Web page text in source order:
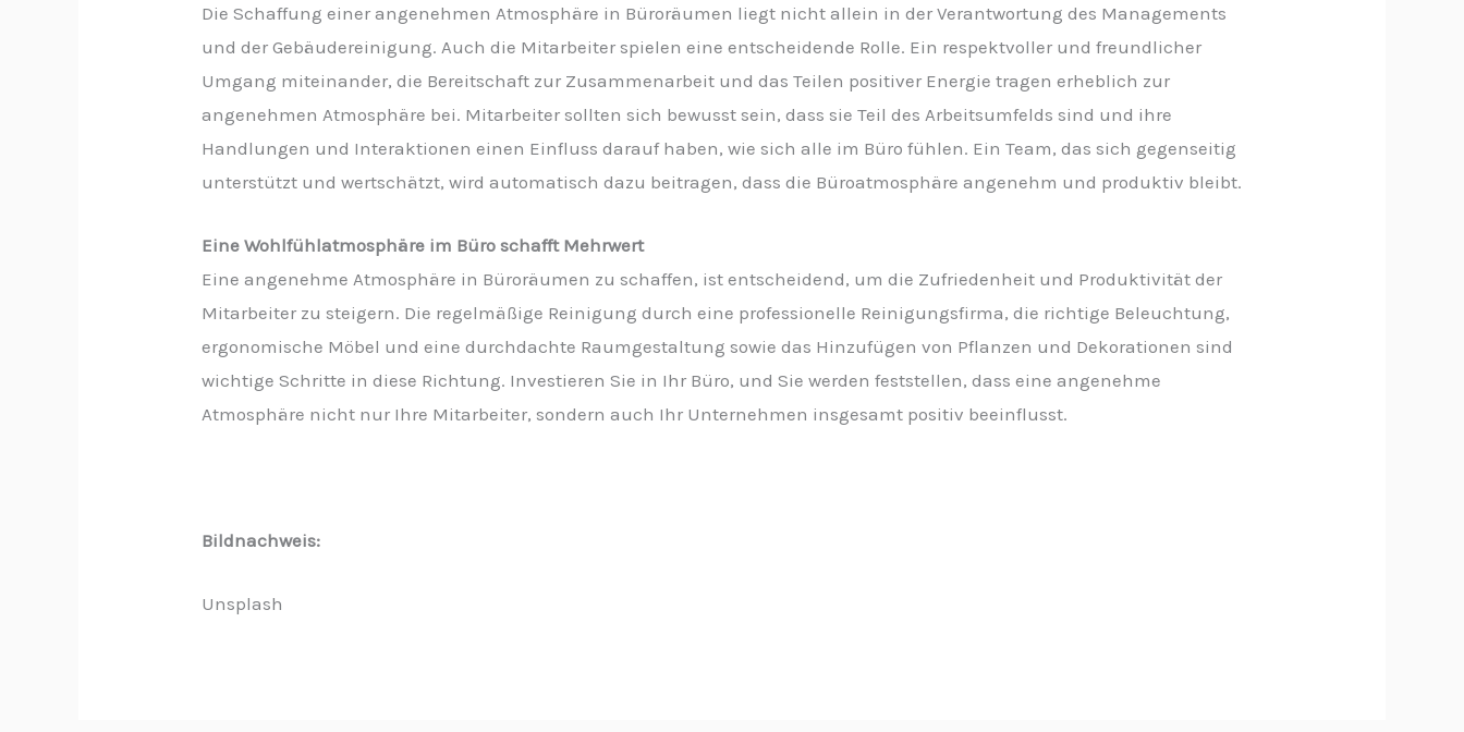
Die Schaffung einer angenehmen Atmosphäre in Büroräumen liegt nicht allein in der Verantwortung des Managements
und der Gebäudereinigung. Auch die Mitarbeiter spielen eine entscheidende Rolle. Ein respektvoller und freundlicher
Umgang miteinander, die Bereitschaft zur Zusammenarbeit und das Teilen positiver Energie tragen erheblich zur
angenehmen Atmosphäre bei. Mitarbeiter sollten sich bewusst sein, dass sie Teil des Arbeitsumfelds sind und ihre
Handlungen und Interaktionen einen Einfluss darauf haben, wie sich alle im Büro fühlen. Ein Team, das sich gegenseitig
unterstützt und wertschätzt, wird automatisch dazu beitragen, dass die Büroatmosphäre angenehm und produktiv bleibt.
Eine Wohlfühlatmosphäre im Büro schafft Mehrwert
Eine angenehme Atmosphäre in Büroräumen zu schaffen, ist entscheidend, um die Zufriedenheit und Produktivität der
Mitarbeiter zu steigern. Die regelmäßige Reinigung durch eine professionelle Reinigungsfirma, die richtige Beleuchtung,
ergonomische Möbel und eine durchdachte Raumgestaltung sowie das Hinzufügen von Pflanzen und Dekorationen sind
wichtige Schritte in diese Richtung. Investieren Sie in Ihr Büro, und Sie werden feststellen, dass eine angenehme
Atmosphäre nicht nur Ihre Mitarbeiter, sondern auch Ihr Unternehmen insgesamt positiv beeinflusst.
Bildnachweis:
Unsplash